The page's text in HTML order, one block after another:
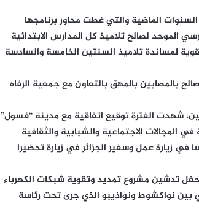
الماضية والتي غطت محاور برنامجها
الموحد لصالح تلاميذ كل المدارس الابتدائية
إلى تنظيم دورات التقوية لمساندة تلاميذ السنتين الخامسة والسادسة
بالمصابين بالمهق بالتعاون مع جمعية الرفاه
شهدت الفترة توقيع اتفاقية مع مدينة “فسول”
المجالات الاجتماعية والشبابية والثقافية
في زيارة عمل وسفير الجزائر في زيارة تحضيرا
تدشين مشروع تمديد وتقوية شبكات الكهرباء
بين نواكشوط ونواذيبو الذي جرى تحت رئاسة